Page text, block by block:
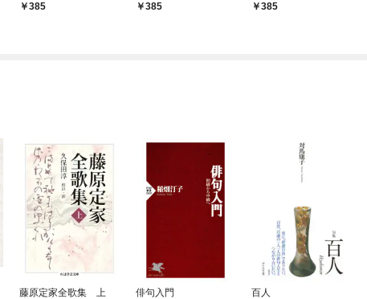
385
385
385
藤原定家全歌集 上 俳句入門 百人